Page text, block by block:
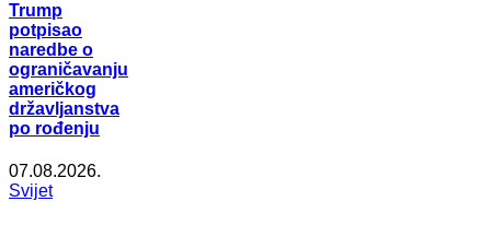
Trump
potpisao
naredbe o
ograničavanju
američkog
državljanstva
po rođenju
07.08.2026.
Svijet